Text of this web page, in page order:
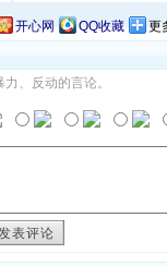
开心网 QQ收藏 更
、反动的言论。
表评论